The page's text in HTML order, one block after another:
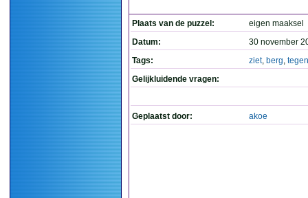
Plaats van de puzzel:
eigen maaksel
Datum:
30 november
Tags:
ziet, berg,
Gelijkluidende vragen:
Geplaatst door: akoe